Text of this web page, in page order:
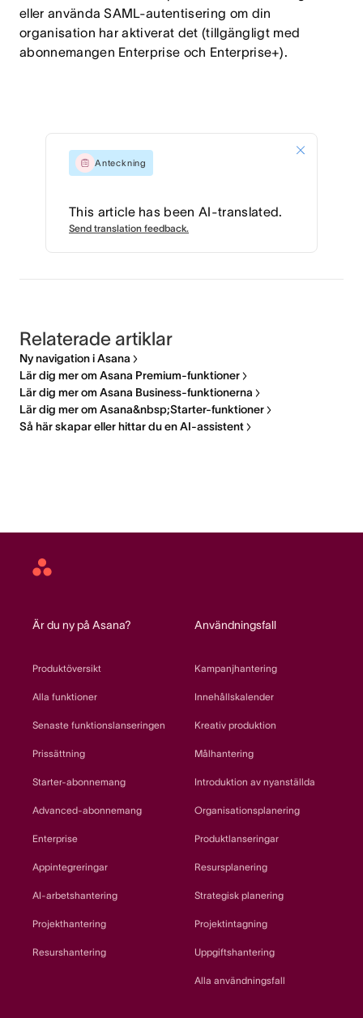
eller använda SAML-autentisering om din
organisation har aktiverat det (tillgängligt med
abonnemangen Enterprise och Enterprise+).
Anteckning
This article has been AI-translated.
Send translation feedback.
Relaterade artiklar
Ny navigation i Asana
Lär dig mer om Asana Premium-funktioner
Lär dig mer om Asana Business-funktionerna
Lär dig mer om Asana&nbsp;Starter-funktioner
Så här skapar eller hittar du en AI-assistent
Asana
Är du ny på Asana?
Produktöversikt
Alla funktioner
Senaste funktionslanseringen
Prissättning
Starter-abonnemang
Advanced-abonnemang
Enterprise
Appintegreringar
AI-arbetshantering
Projekthantering
Resurshantering
Användningsfall
Kampanjhantering
Innehållskalender
Kreativ produktion
Målhantering
Introduktion av nyanställda
Organisationsplanering
Produktlanseringar
Resursplanering
Strategisk planering
Projektintagning
Uppgiftshantering
Alla användningsfall